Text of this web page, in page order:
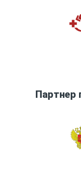
Партнер